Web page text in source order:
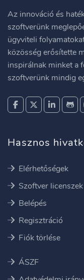
Az innováció és
szoftverünk
ügyviteli
közösség erősítette
inspirálnak minket a
szoftverünk mindig
Hasznos
Elérhetőségek
Szoftver licenszek
Belépés
Regisztráció
Fiók törlése
ÁSZF